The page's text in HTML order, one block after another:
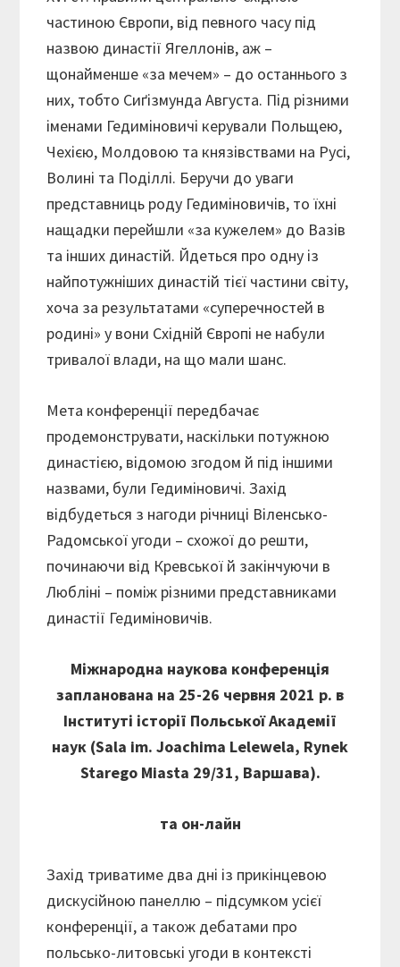
частиною Європи, від певного часу під
назвою династії Ягеллонів, аж –
щонайменше «за мечем» – до останнього з
них, тобто Сиґізмунда Августа. Під різними
іменами Гедиміновичі керували Польщею,
Чехією, Молдовою та князівствами на Русі,
Волині та Поділлі. Беручи до уваги
представниць роду Гедиміновичів, то їхні
нащадки перейшли «за кужелем» до Вазів
та інших династій. Йдеться про одну із
найпотужніших династій тієї частини світу,
хоча за результатами «суперечностей в
родині» у вони Східній Європі не набули
тривалої влади, на що мали шанс.
Мета конференції передбачає
продемонструвати, наскільки потужною
династією, відомою згодом й під іншими
назвами, були Гедиміновичі. Захід
відбудеться з нагоди річниці Віленсько-
Радомської угоди – схожої до решти,
починаючи від Кревської й закінчуючи в
Любліні – поміж різними представниками
династії Гедиміновичів.
Міжнародна наукова конференція
запланована на 25-26 червня 2021 р. в
Інституті історії Польської Академії
наук (Sala im. Joachima Lelewela, Rynek
Starego Miasta 29/31, Варшава).
та он-лайн
Захід триватиме два дні із прикінцевою
дискусійною панеллю – підсумком усієї
конференції, а також дебатами про
польсько-литовські угоди в контексті